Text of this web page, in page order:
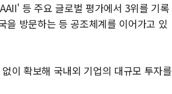
등 주요 글로벌 평가에서 3위를 기록
을 방문하는 등 공조체계를 이어가고 있
이 확보해 국내외 기업의 대규모 투자를